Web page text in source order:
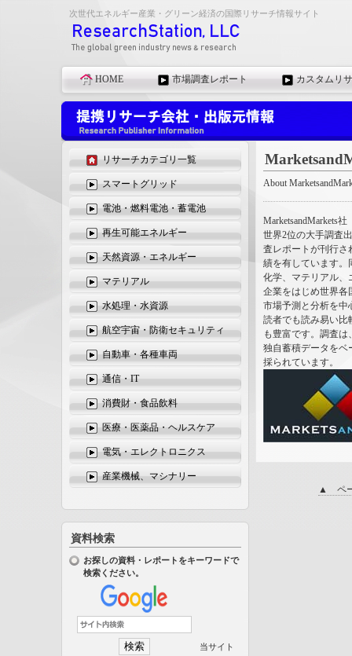
次世代エネルギー産業・グリーン経済の国際リサーチ情報サイト
HOME 市場調査レポート カスタムリ
About
MarketsandMarkets
世界2位の大手調査
査レポートが刊行さ
績を有しています。
化学、マテリアル、
企業をはじめ世界各
市場予測と分析を中
読者でも読み易い比
も豊富です。調査
独自蓄積データをベ
採られています。
▲ ペ
リサーチカテゴリ一覧
スマートグリッド
電池・燃料電池・蓄電池
再生可能エネルギー
天然資源・エネルギー
マテリアル
水処理・水資源
航空宇宙・防衛セキュリティ
自動車・各種車両
通信・IT
消費財・食品飲料
医療・医薬品・ヘルスケア
電気・エレクトロニクス
産業機械、マシナリー
資料検索
お探しの資料・レポートをキーワードで
検索ください。
当サイト